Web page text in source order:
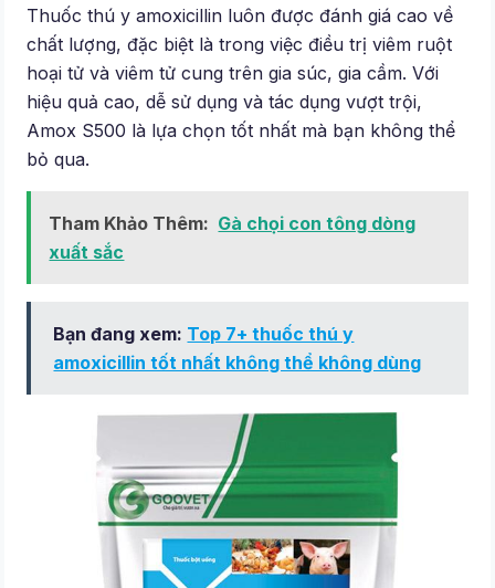
Thuốc thú y amoxicillin luôn được đánh giá cao về
chất lượng, đặc biệt là trong việc điều trị viêm ruột
hoại tử và viêm tử cung trên gia súc, gia cầm. Với
hiệu quả cao, dễ sử dụng và tác dụng vượt trội,
Amox S500 là lựa chọn tốt nhất mà bạn không thể
bỏ qua.
Tham Khảo Thêm: Gà chọi con tông dòng
xuất sắc
Bạn đang xem: Top 7+ thuốc thú y
amoxicillin tốt nhất không thể không dùng